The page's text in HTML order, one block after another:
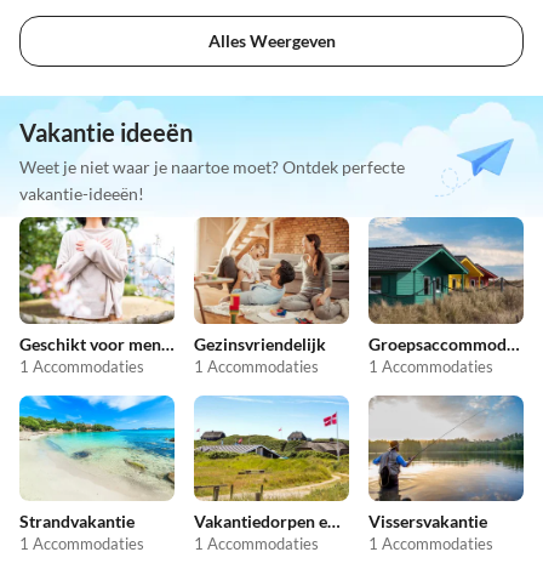
Alles Weergeven
Vakantie ideeën
Weet je niet waar je naartoe moet? Ontdek perfecte
vakantie-ideeën!
Geschikt voor mensen met allergieën
1 Accommodaties
Gezinsvriendelijk
1 Accommodaties
Groepsaccommodatie
1 Accommodaties
Strandvakantie
1 Accommodaties
Vakantiedorpen en -resorts
1 Accommodaties
Vissersvakantie
1 Accommodaties